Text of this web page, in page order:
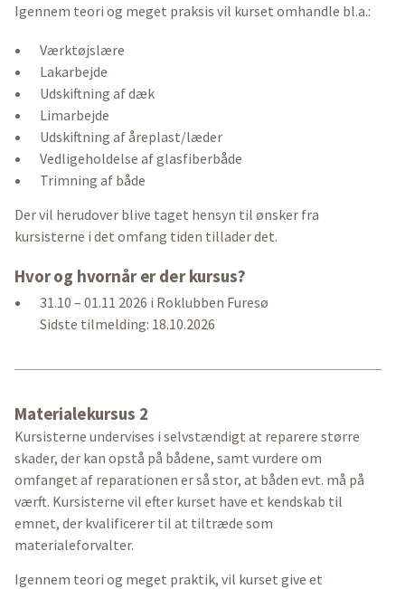
Igennem teori og meget praksis vil kurset omhandle bl.a.:
Værktøjslære
Lakarbejde
Udskiftning af dæk
Limarbejde
Udskiftning af åreplast/læder
Vedligeholdelse af glasfiberbåde
Trimning af både
Der vil herudover blive taget hensyn til ønsker fra
kursisterne i det omfang tiden tillader det.
Hvor og hvornår er der kursus?
31.10 – 01.11 2026 i Roklubben Furesø
Sidste tilmelding: 18.10.2026
Materialekursus 2
Kursisterne undervises i selvstændigt at reparere større
skader, der kan opstå på bådene, samt vurdere om
omfanget af reparationen er så stor, at båden evt. må på
værft. Kursisterne vil efter kurset have et kendskab til
emnet, der kvalificerer til at tiltræde som
materialeforvalter.
Igennem teori og meget praktik, vil kurset give et